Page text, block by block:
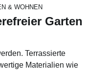
& WOHNEN
Garten
Terrassierte
Materialien wie